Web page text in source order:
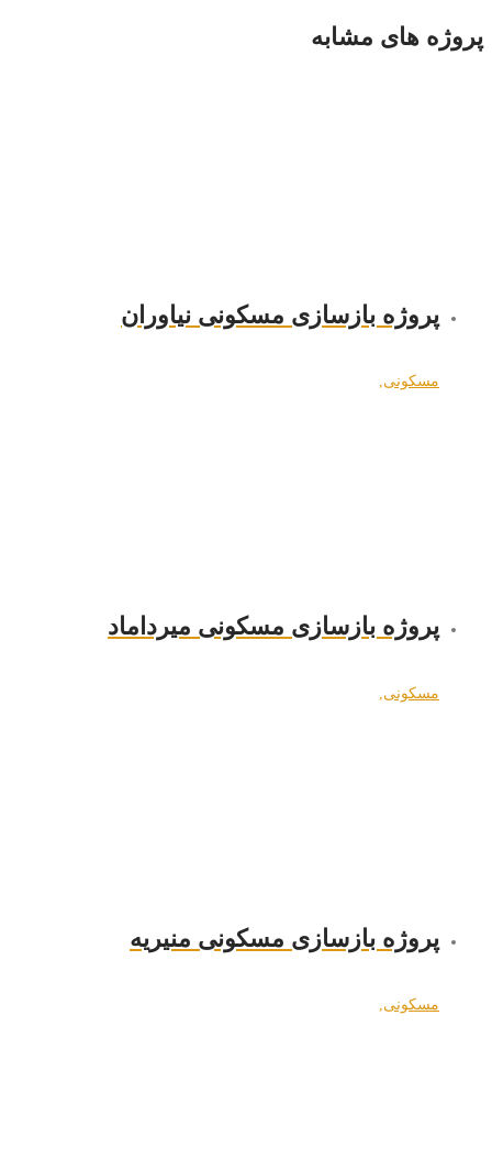
پروژه های مشابه
پروژه بازسازی مسکونی نیاوران
مسکونی,
پروژه بازسازی مسکونی میرداماد
مسکونی
پروژه بازسازی مسکونی منیریه
مسکونی,